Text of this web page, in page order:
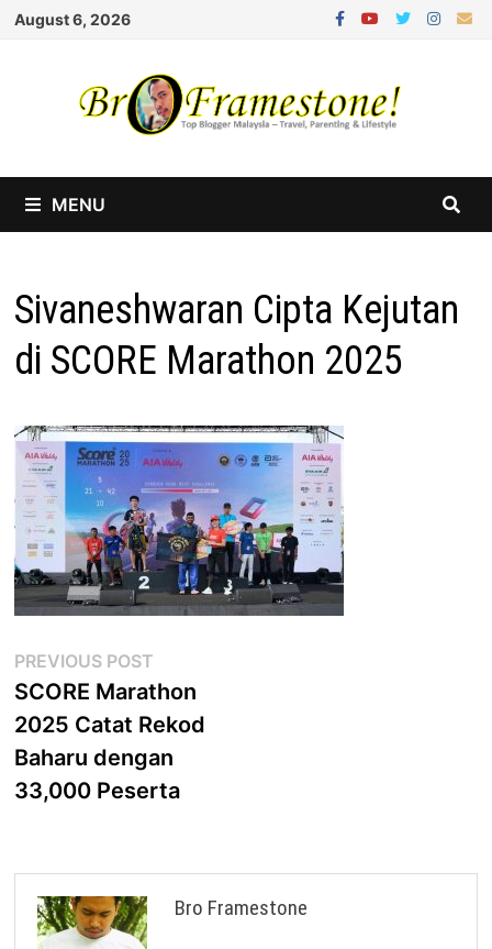
Skip
August 6, 2026
MENU
Sivaneshwaran Cipta Kejutan
di SCORE Marathon 2025
Post
navigation
PREVIOUS POST
post:
SCORE Marathon
2025 Catat Rekod
Baharu dengan
33,000 Peserta
Bro Framestone